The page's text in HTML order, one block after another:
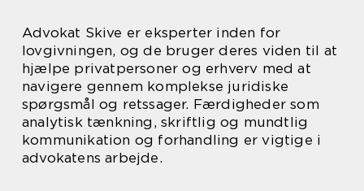
Advokat Skive er eksperter inden for
lovgivningen, og de bruger deres viden til at
hjælpe privatpersoner og erhverv med at
navigere gennem komplekse juridiske
spørgsmål og retssager. Færdigheder som
analytisk tænkning, skriftlig og mundtlig
kommunikation og forhandling er vigtige i
advokatens arbejde.